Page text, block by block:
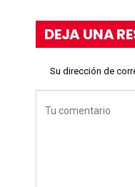
DEJA UNA
Su dirección de